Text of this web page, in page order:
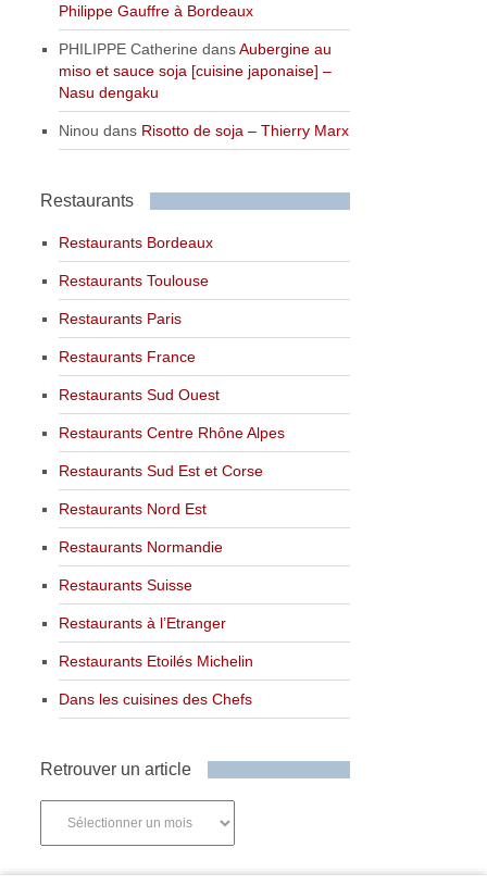
Philippe Gauffre à Bordeaux
PHILIPPE Catherine dansAubergine au
miso et sauce soja [cuisine japonaise] –
Nasu dengaku
Ninou dans Risotto de soja – Thierry Marx
Restaurants
Restaurants Bordeaux
Restaurants Toulouse
Restaurants Paris
Restaurants France
Restaurants Sud Ouest
Restaurants Centre Rhône Alpes
Restaurants Sud Est et Corse
Restaurants Nord Est
Restaurants Normandie
Restaurants Suisse
Restaurants à l’Etranger
Restaurants Etoilés Michelin
Dans les cuisines des Chefs
Retrouver un article